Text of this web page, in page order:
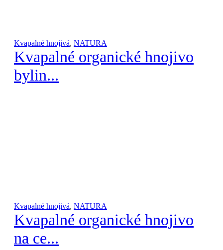
Kvapalné hnojivá, NATURA
Kvapalné organické hnojivo
bylin...
Kvapalné hnojivá, NATURA
Kvapalné organické hnojivo
na ce...